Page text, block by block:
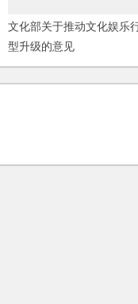
文化部关于推动文化娱乐
型升级的意见